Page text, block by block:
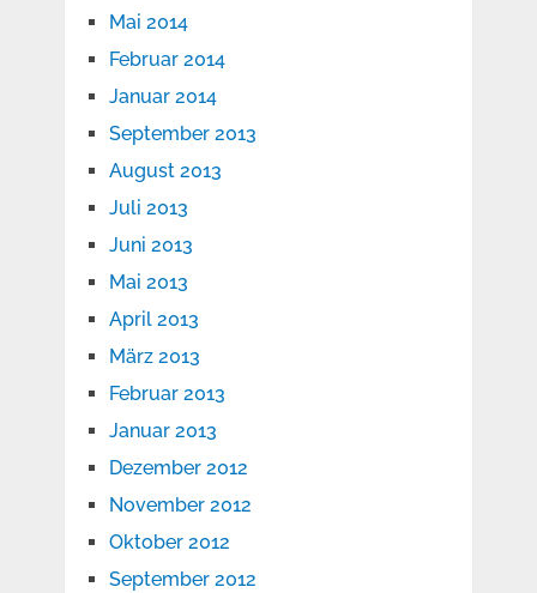
Mai 2014
Februar 2014
Januar 2014
September 2013
August 2013
Juli 2013
Juni 2013
Mai 2013
April 2013
März 2013
Februar 2013
Januar 2013
Dezember 2012
November 2012
Oktober 2012
September 2012